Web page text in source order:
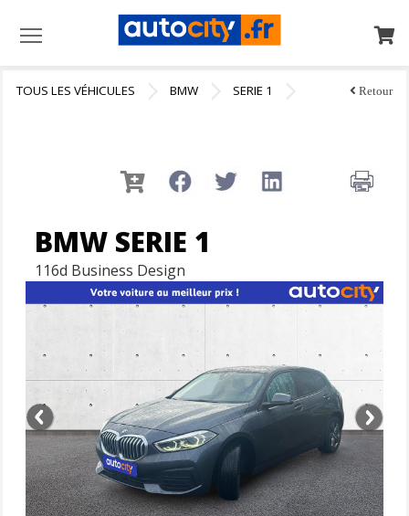
TOUS LES VÉHICULES BMW SERIE 1 Retour
BMW SERIE 1
116d Business Design